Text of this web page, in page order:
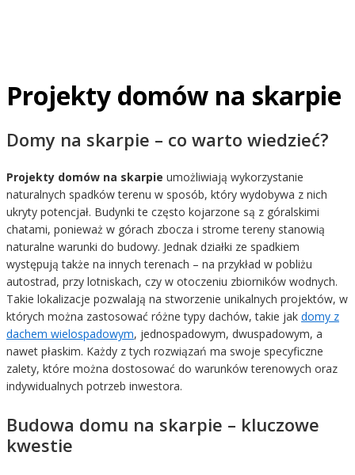
Projekty domów na skarpie
Domy na skarpie – co warto wiedzieć?
Projekty domów na skarpie umożliwiają wykorzystanie
naturalnych spadków terenu w sposób, który wydobywa z nich
ukryty potencjał. Budynki te często kojarzone są z góralskimi
chatami, ponieważ w górach zbocza i strome tereny stanowią
naturalne warunki do budowy. Jednak działki ze spadkiem
występują także na innych terenach – na przykład w pobliżu
autostrad, przy lotniskach, czy w otoczeniu zbiorników wodnych.
Takie lokalizacje pozwalają na stworzenie unikalnych projektów, w
których można zastosować różne typy dachów, takie jak domy z
dachem wielospadowym, jednospadowym, dwuspadowym, a
nawet płaskim. Każdy z tych rozwiązań ma swoje specyficzne
zalety, które można dostosować do warunków terenowych oraz
indywidualnych potrzeb inwestora.
Budowa domu na skarpie – kluczowe
kwestie